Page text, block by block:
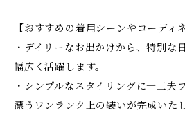
【おすすめの着用シーンやコーディ
・デイリーなお出かけから、特別な
幅広く活躍します。
・シンプルなスタイリングに一工夫
漂うワンランク上の装いが完成いたし